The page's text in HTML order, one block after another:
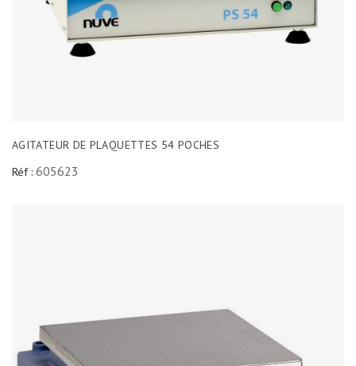
AGITATEUR DE PLAQUETTES 54 POCHES
Réf : 605623